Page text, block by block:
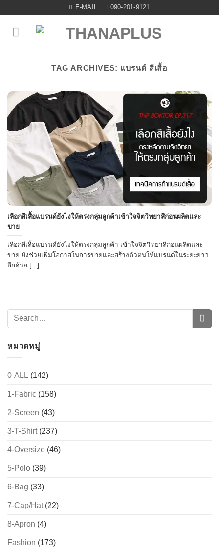
content
E-MAIL 090-201-9121
TAG ARCHIVES: แบรนด์ สีเสื้อ
เลือกสีเสื้อแบรนด์ยังไงให้ตรงกลุ่มลูกค้าเข้าใจจิตวิทยาสีก่อนผลิตและ
ขาย
เลือกสีเสื้อแบรนด์ยังไงให้ตรงกลุ่มลูกค้า เข้าใจจิตวิทยาสีก่อนผลิตและ
ขาย ยังช่วยเพิ่มโอกาสในการขายและสร้างตัวตนให้แบรนด์ในระยะยาว
อีกด้วย [...]
หมวดหมู่
0-ALL (142)
1-Fabric (158)
2-Screen (43)
3-T-Shirt(237)
4-Oversize (46)
5-Polo (39)
6-Bag (33)
7-Cap/Hat(22)
8-Apron (4)
Fashion (173)